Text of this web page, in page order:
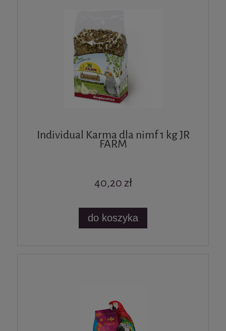
Individual Karma dla nimf 1 kg JR
FARM
40,20 zł
do koszyka